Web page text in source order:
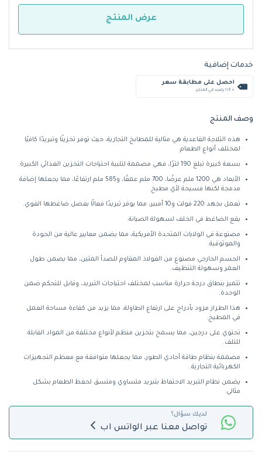
عرض المنتج
خدمات إضافية
احصل على مطابقة سعر
+ %5 رصيد في المتجر
وصف المنتج
هذه الثلاجة القاعدية هي مثالية للمطابخ التجارية، حيث توفر تخزينًا وتبريدًا كافيًا
لمختلف أنواع الطعام.
بسعة كبيرة تبلغ 190 لترًا، فهي مصممة لتلبية احتياجات التخزين الغذائي الكبيرة.
الأبعاد هي 1200 ملم عرضًا، 700 ملم عمقًا، و585 ملم ارتفاعًا، مما يجعلها إضافة
مدمجة لكنها فسيحة لأي مطبخ.
تعمل بجهد 220 فولت و10 أمبير، مما يوفر تبريدًا فعالًا بفضل ضاغطها القوي.
يقع الضاغط في الخلف لسهولة الصيانة.
مصنوعة في الولايات المتحدة الأمريكية، مما يضمن معايير عالية من الجودة
والموثوقية.
الجسم الخارجي مصنوع من الفولاذ المقاوم للصدأ المتين، مما يضمن طول
العمر وسهولة التنظيف.
تتميز بنطاق درجة حرارة مناسب لمختلف احتياجات التبريد، وقابل للتحكم ضمن
الوحدة.
هذا الطراز مزود بأدراج على ارتفاع الطاولة، مما يزيد من كفاءة مساحة العمل
في المطبخ.
تحتوي على درجين، مما يسمح بتخزين منظم لأنواع مختلفة من المواد القابلة
للتلف.
مصممة بنظام طاقة أحادي الطور، مما يجعلها متوافقة مع معظم التجهيزات
الكهربائية التجارية.
يضمن نظام التبريد الاحتفاظ بتبريد متساوي ومتسق لحفظ الطعام بشكل
مثالي.
لديك سؤال؟
تواصل معنا عبر الواتس اب